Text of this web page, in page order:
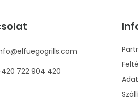
@elfuegogrills.com
722 904 420